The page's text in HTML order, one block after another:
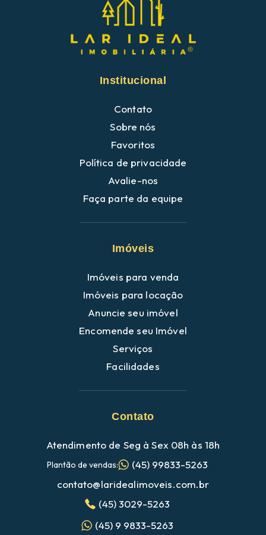
Institucional
Contato
Sobre nós
Favoritos
Política de privacidade
Avalie-nos
Faça parte da equipe
Imóveis
Imóveis para venda
Imóveis para locação
Anuncie seu imóvel
Encomende seu Imóvel
Serviços
Facilidades
Contato
Atendimento de Seg à Sex 08h às 18h
Plantão de vendas:
(45) 99833-5263
contato@laridealimoveis.com.br
(45) 3029-5263
(45) 9 9833-5263